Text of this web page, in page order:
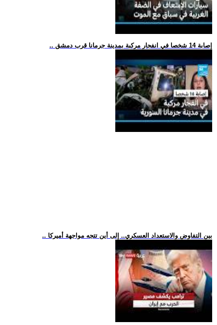
.. إصابة 14 شخصا في انفجار مركبة بمدينة جرمانا قرب دمشق
.. بين التفاوض والاستعداد العسكري.. إلى أين تتجه مواجهة أميركا